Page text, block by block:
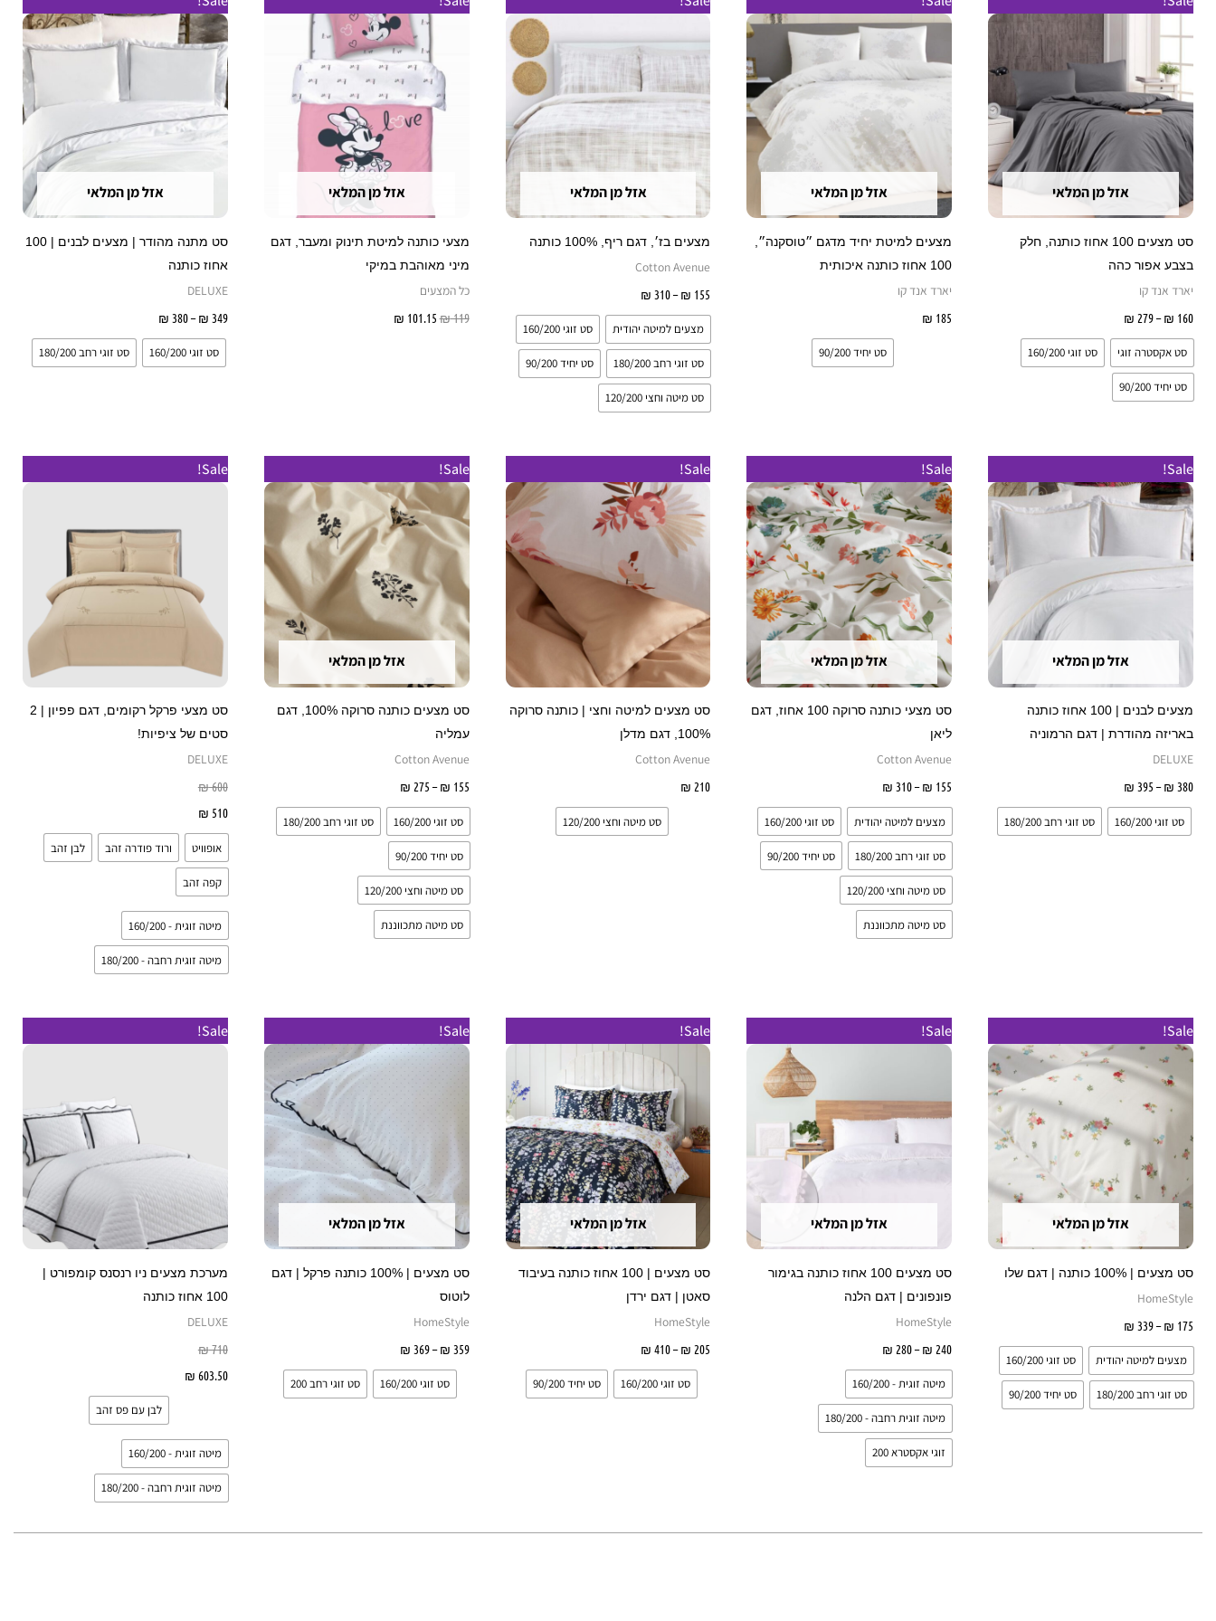
אזל מן המלאי
סט מצעים 100 אחוז כותנה, חלק
בצבע אפור כהה
יארד אנד קו
₪ 160
–
₪ 279
מחירים:
זה
מספר
סוגים.
ניתן
לבחור
את
האפשרויות
סט אקסטרה זוגי סט זוגי 160/200
סט יחיד 90/200
אזל מן המלאי
מצעים למיטת יחיד מדגם ״טוסקנה״,
100 אחוז כותנה איכותית
יארד אנד קו
₪ 185
זה
מספר
סוגים.
לבחור
בעמוד
סט יחיד 90/200
אזל מן המלאי
מצעים בז׳, דגם ריף, 100% כותנה
Cotton Avenue
₪ 155
–
₪ 310
מחירים:
עד
זה
יש
מספר
סוגים.
ניתן
לבחור
את
האפשרויות
בעמוד
מצעים למיטה יהודית סט זוגי 160/200
סט זוגי רחב 180/200 סט יחיד 90/200
סט מיטה וחצי 120/200
אזל מן המלאי
מצעי כותנה למיטת תינוק ומעבר, דגם
מיני מאוהבת במיקי
כל המצעים
₪119
₪ 101.15
אזל מן המלאי
סט מתנה מהודר | מצעים לבנים | 100
אחוז כותנה
DELUXE
₪ 349
–
₪ 380
מחירים:
עד
זה
יש
מספר
סוגים.
לבחור
את
בעמוד
סט זוגי 160/200 סט זוגי רחב 180/200
Sale!
אזל מן המלאי
מצעים לבנים | 100 אחוז כותנה
באריזה מהודרת | דגם הרמוניה
DELUXE
₪ 380
–
₪ 395
מחירים:
עד
זה
יש
מספר
סוגים.
ניתן
לבחור
את
האפשרויות
סט זוגי 160/200 סט זוגי רחב 180/200
Sale!
אזל מן המלאי
סט מצעי כותנה סרוקה 100 אחוז, דגם
ליאן
Cotton Avenue
₪ 155
–
₪ 310
מחירים:
עד
⁦₪ 310⁩
זה
יש
מספר
סוגים.
ניתן
לבחור
את
האפשרויות
בעמוד
מצעים למיטה יהודית סט זוגי 160/200
סט זוגי רחב 180/200 סט יחיד 90/200
סט מיטה וחצי 120/200
סט מיטה מתכווננת
Sale!
סט מצעים למיטה וחצי | כותנה סרוקה
100%, דגם מדלן
Cotton Avenue
₪ 210
מספר
סוגים.
ניתן
לבחור
את
האפשרויות
בעמוד
סט מיטה וחצי 120/200
Sale!
אזל מן המלאי
סט מצעים כותנה סרוקה 100%, דגם
עמליה
Cotton Avenue
₪ 155
–
₪ 275
מחירים:
עד
⁦₪ 275⁩
זה
מספר
סוגים.
ניתן
לבחור
את
האפשרויות
בעמוד
סט זוגי 160/200 סט זוגי רחב 180/200
סט יחיד 90/200
סט מיטה וחצי 120/200
סט מיטה מתכווננת
Sale!
סט מצעי פרקל רקומים, דגם פפיון | 2
סטים של ציפיות!
DELUXE
₪600
₪ 510
מספר
סוגים.
לבחור
האפשרויות
בעמוד
אופוויט ורוד פודרה זהב לבן זהב
קפה זהב
מיטה זוגית - 160/200
מיטה זוגית רחבה - 180/200
Sale!
אזל מן המלאי
סט מצעים | 100% כותנה | דגם שלו
HomeStyle
₪ 175
–
₪ 339
מחירים:
עד
זה
יש
מספר
סוגים.
ניתן
לבחור
האפשרויות
בעמוד
מצעים למיטה יהודית סט זוגי 160/200
סט זוגי רחב 180/200 סט יחיד 90/200
Sale!
אזל מן המלאי
סט מצעים 100 אחוז כותנה בגימור
פונפונים | דגם הלנה
HomeStyle
₪ 240
–
₪ 280
מחירים:
יש
ניתן
לבחור
האפשרויות
בעמוד
מיטה זוגית - 160/200
מיטה זוגית רחבה - 180/200
זוגי אקסטרא 200
Sale!
אזל מן המלאי
סט מצעים | 100 אחוז כותנה בעיבוד
סאטן | דגם ירדן
HomeStyle
₪ 205
–
₪ 410
מחירים:
⁦₪ 410⁩
יש
מספר
סוגים.
ניתן
לבחור
את
האפשרויות
בעמוד
סט זוגי 160/200 סט יחיד 90/200
Sale!
אזל מן המלאי
סט מצעים | 100% כותנה פרקל | דגם
לוטוס
HomeStyle
₪ 359
–
₪ 369
מחירים:
⁦₪ 359⁩
עד
זה
יש
מספר
סוגים.
ניתן
לבחור
את
האפשרויות
בעמוד
סט זוגי 160/200 סט זוגי רחב 200
Sale!
מערכת מצעים ניו רנסנס קומפורט |
100 אחוז כותנה
DELUXE
₪710
₪ 603.50
מספר
ניתן
לבחור
את
האפשרויות
בעמוד
לבן עם פס זהב
מיטה זוגית - 160/200
מיטה זוגית רחבה - 180/200